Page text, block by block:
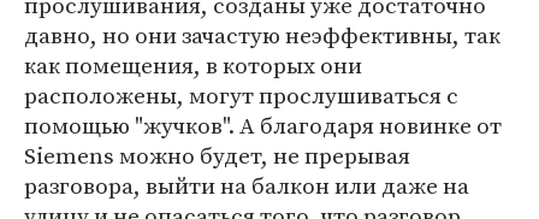
давно, но они зачастую неэффективны, так
как помещения, в которых они
расположены, могут прослушиваться с
помощью "жучков". А благодаря новинке от
Siemens можно будет, не прерывая
разговора, выйти на балкон или даже на